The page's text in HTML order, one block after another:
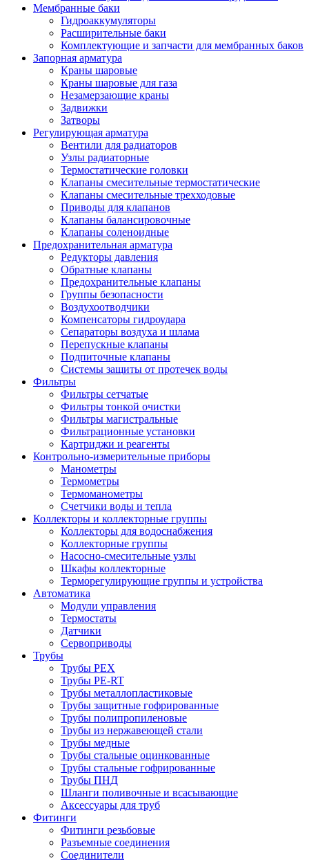
Мембранные баки
Гидроаккумуляторы
Расширительные баки
Комплектующие и запчасти для мембранных баков
Запорная арматура
Краны шаровые
Краны шаровые для газа
Незамерзающие краны
Задвижки
Затворы
Регулирующая арматура
Вентили для радиаторов
Узлы радиаторные
Термостатические головки
Клапаны смесительные термостатические
Клапаны смесительные трехходовые
Приводы для клапанов
Клапаны балансировочные
Клапаны соленоидные
Предохранительная арматура
Редукторы давления
Обратные клапаны
Предохранительные клапаны
Группы безопасности
Воздухоотводчики
Компенсаторы гидроудара
Сепараторы воздуха и шлама
Перепускные клапаны
Подпиточные клапаны
Системы защиты от протечек воды
Фильтры
Фильтры сетчатые
Фильтры тонкой очистки
Фильтры магистральные
Фильтрационные установки
Картриджи и реагенты
Контрольно-измерительные приборы
Манометры
Термометры
Термоманометры
Счетчики воды и тепла
Коллекторы и коллекторные группы
Коллекторы для водоснабжения
Коллекторные группы
Насосно-смесительные узлы
Шкафы коллекторные
Терморегулирующие группы и устройства
Автоматика
Модули управления
Термостаты
Датчики
Сервоприводы
Трубы
Трубы PEX
Трубы PE-RT
Трубы металлопластиковые
Трубы защитные гофрированные
Трубы полипропиленовые
Трубы из нержавеющей стали
Трубы медные
Трубы стальные оцинкованные
Трубы стальные гофрированные
Трубы ПНД
Шланги поливочные и всасывающие
Аксессуары для труб
Фитинги
Фитинги резьбовые
Разъемные соединения
Соединители